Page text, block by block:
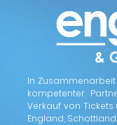
In
kompetenter
Verkauf von
England,